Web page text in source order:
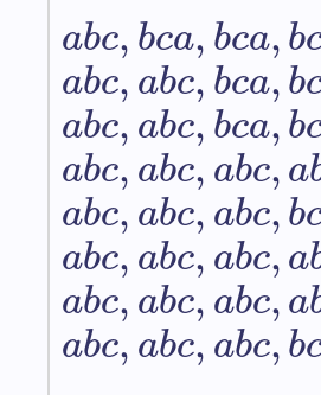
abc,bca,bca,b
abc,abc,bca,b
abc,abc,bca,b
abc,abc,abc,a
abc,abc,abc,b
abc,abc,abc,a
abc,abc,abc,a
abc,abc,abc,b